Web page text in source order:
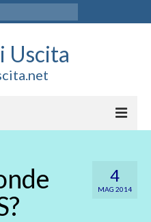
Uscita
4
MAG 2014